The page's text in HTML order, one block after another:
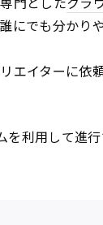
にでも分かり
エイターに依
利用して進